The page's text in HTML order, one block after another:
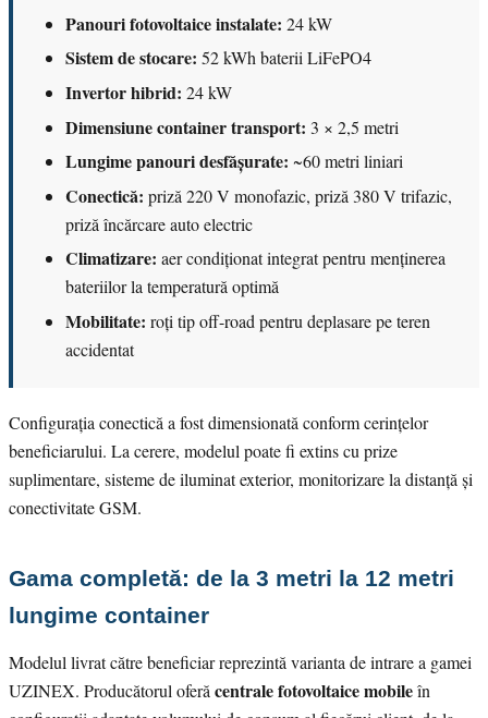
Panouri fotovoltaice instalate: 24 kW
Sistem de stocare: 52 kWh baterii LiFePO4
Invertor hibrid: 24 kW
Dimensiune container transport: 3 × 2,5 metri
Lungime panouri desfășurate: ~60 metri liniari
Conectică: priză 220 V monofazic, priză 380 V trifazic,
priză încărcare auto electric
Climatizare: aer condiționat integrat pentru menținerea
bateriilor la temperatură optimă
Mobilitate: roți tip off-road pentru deplasare pe teren
accidentat
Configurația conectică a fost dimensionată conform cerințelor
beneficiarului. La cerere, modelul poate fi extins cu prize
suplimentare, sisteme de iluminat exterior, monitorizare la distanță și
conectivitate GSM.
Gama completă: de la 3 metri la 12 metri
lungime container
Modelul livrat către beneficiar reprezintă varianta de intrare a gamei
UZINEX. Producătorul oferă centrale fotovoltaice mobileîn